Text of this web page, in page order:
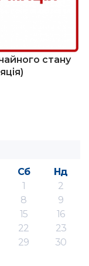
стану
Сб
Нд
1
2
8
9
15
16
22
23
29
30